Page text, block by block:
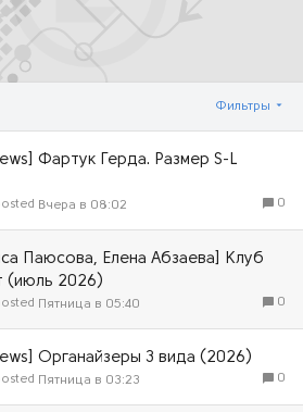
Фильтры
Фартук Герда. Размер S-L
0
Вчера в 08:02
Паюсова, Елена Абзаева] Клуб
(июль 2026)
0
Пятница в 05:40
Органайзеры 3 вида (2026)
0
Пятница в 03:23